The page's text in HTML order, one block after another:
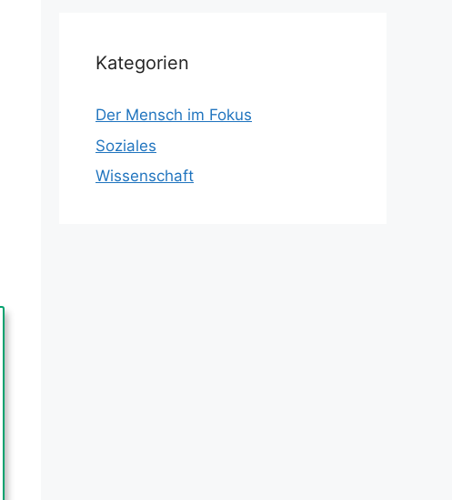
Kategorien
Der Mensch im Fokus
Soziales
Wissenschaft